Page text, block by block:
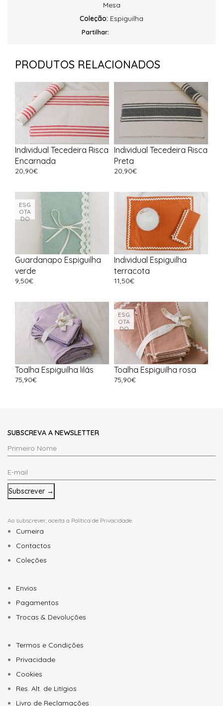
Mesa
Coleção: Espiguilha
Partilhar:
PRODUTOS RELACIONADOS
Individual Tecedeira Risca
Encarnada
20,90€
Individual Tecedeira Risca
Preta
20,90€
ESG
OTA
DO
Guardanapo Espiguilha
verde
9,50€
Individual Espiguilha
terracota
11,50€
Toalha Espiguilha lilás
75,90€
ESG
OTA
DO
Toalha Espiguilha rosa
75,90€
SUBSCREVA A NEWSLETTER
Primeiro
Nome
*
E-
mail
*
Ao subscrever, aceita a Política de Privacidade
Cumeira
Contactos
Coleções
Envios
Pagamentos
Trocas & Devoluções
Termos e Condições
Privacidade
Cookies
Res. Alt. de Litígios
Livro de Reclamações